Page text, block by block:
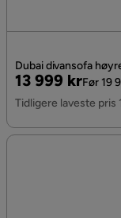
Dubai divansofa
Pris
13 999 kr
Original
Pris
Før 19
Tidligere laveste pris